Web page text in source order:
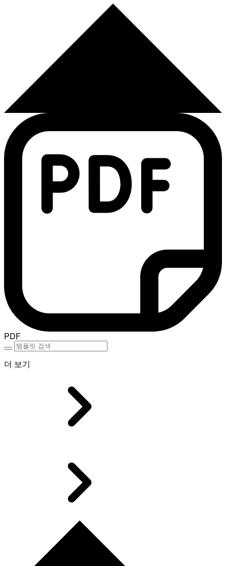
PDF
더 보기